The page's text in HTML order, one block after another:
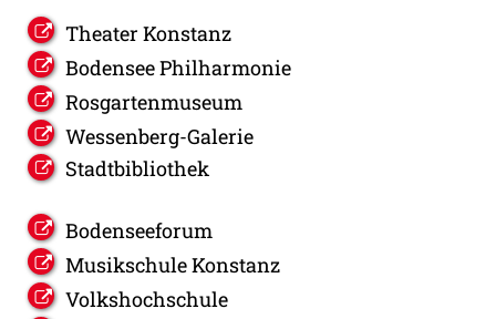
Theater Konstanz
Bodensee Philharmonie
Rosgartenmuseum
Wessenberg-Galerie
Stadtbibliothek
Bodenseeforum
Musikschule Konstanz
Volkshochschule